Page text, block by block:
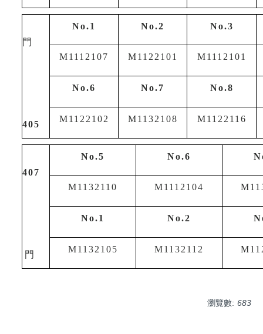
門
405
No.1 No.2 No.3
M1112107 M1122101 M1112101
No.6 No.7 No.8
M1122102 M1132108 M1122116
407
門
No.5 No.6
M1132110 M1112104
No.1 No.2
M1132105 M1132112
瀏覽數: 683